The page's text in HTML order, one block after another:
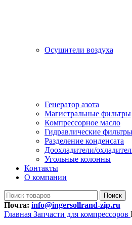
Осушители воздуха
Генератор азота
Магистральные фильтры
Компрессорное масло
Гидравлические фильтры
Разделение конденсата
Доохладители/
Угольные колонны
Контакты
О компании
Поиск
Почта: info@ingersollrand-zip.ru
Главная Запчасти для компрессоров